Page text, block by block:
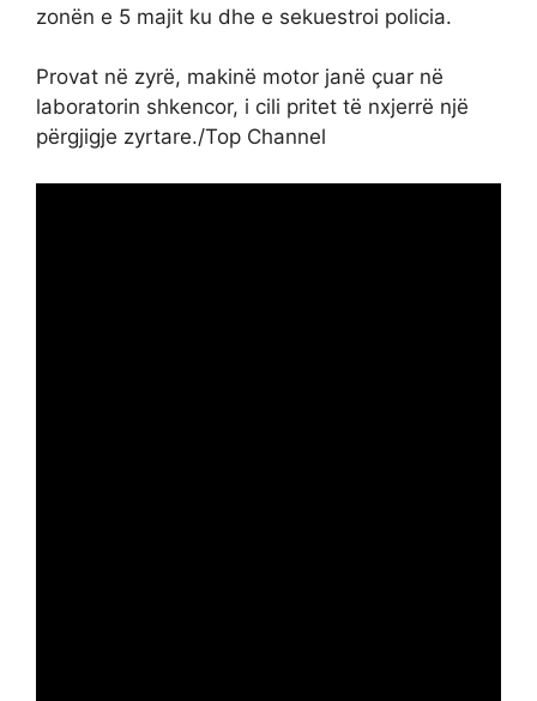
zonën e 5 majit ku dhe e sekuestroi policia.
Provat në zyrë, makinë motor janë çuar në
laboratorin shkencor, i cili pritet të nxjerrë një
përgjigje zyrtare./Top Channel